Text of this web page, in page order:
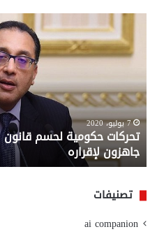
تحركات
حكومية
لحسم
قانون
القديم..والبرلمان:
جاهزون
لإقراره
7 يوليو، 2020
تحركات حكومية لحسم قانون
جاهزون لإقراره
تصنيفات
ai companion